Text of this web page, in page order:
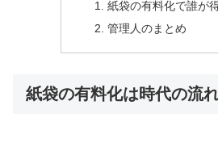
紙袋の有料化で誰が
管理人のまとめ
紙袋の有料化は時代の流